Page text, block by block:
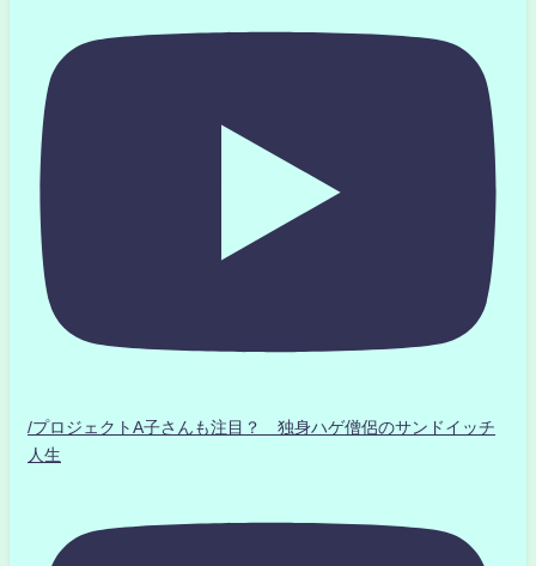
/プロジェクトA子さんも注目？ 独身ハゲ僧侶のサンドイッチ
人生